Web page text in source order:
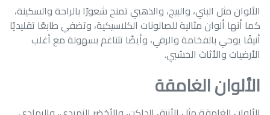
الألوان مثل البني، والبيج، والذهبي تمنح شعورًا بالراحة والسكينة،
كما أنها ألوان مثالية للصالونات الكلاسيكية، وتضفي طابعًا تقليديًا
أنيقًا يوحي بالفخامة والرقي، وأيضًا تتناغم بسهولة مع أغلب
الأرضيات والأثاث الخشبي.
الألوان الغامقة